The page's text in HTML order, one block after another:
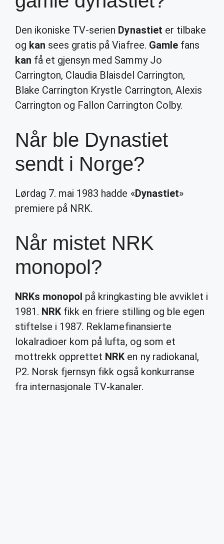
Den ikoniske TV-serien Dynastiet er tilbake
og kan sees gratis på Viafree. Gamlefans
kan få et gjensyn med Sammy Jo
Carrington, Claudia Blaisdel Carrington,
Blake Carrington Krystle Carrington, Alexis
Carrington og Fallon Carrington Colby.
Når ble Dynastiet
sendt i Norge?
Lørdag 7. mai 1983 hadde «Dynastiet»
premiere på NRK.
Når mistet NRK
monopol?
NRKs monopol på kringkasting ble avviklet i
1981. NRKfikk en friere stilling og ble egen
stiftelse i 1987. Reklamefinansierte
lokalradioer kom på lufta, og som et
mottrekk opprettet NRKen ny radiokanal,
P2. Norsk fjernsyn fikk også konkurranse
fra internasjonale TV-kanaler.